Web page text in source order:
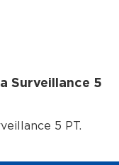
Surveillance 5
5 PT.